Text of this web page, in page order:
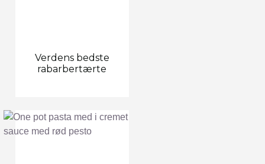
Verdens bedste
rabarbertærte